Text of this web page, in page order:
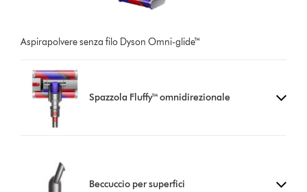
Aspirapolvere senza filo Dyson Omni-glide™
Spazzola Fluffy™ omnidirezionale
Beccuccio per superfici